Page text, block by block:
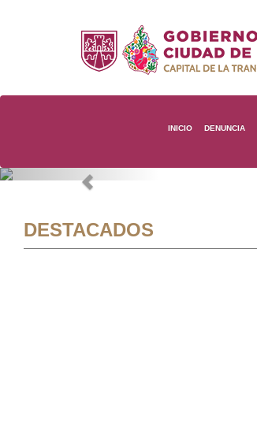
INICIO DENUNCIA
Previous
DESTACADOS